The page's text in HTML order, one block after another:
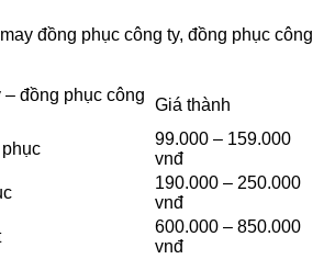
đồng phục công ty, đồng phục công
đồng phục công
Giá thành
99.000 – 159.000
vnđ
190.000 – 250.000
vnđ
600.000 – 850.000
vnđ